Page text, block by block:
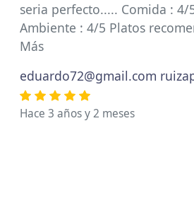
seria perfecto..... Comida :
Ambiente : 4/5 Platos
Más
eduardo72@gmail.com
Hace 3 años y 2 meses